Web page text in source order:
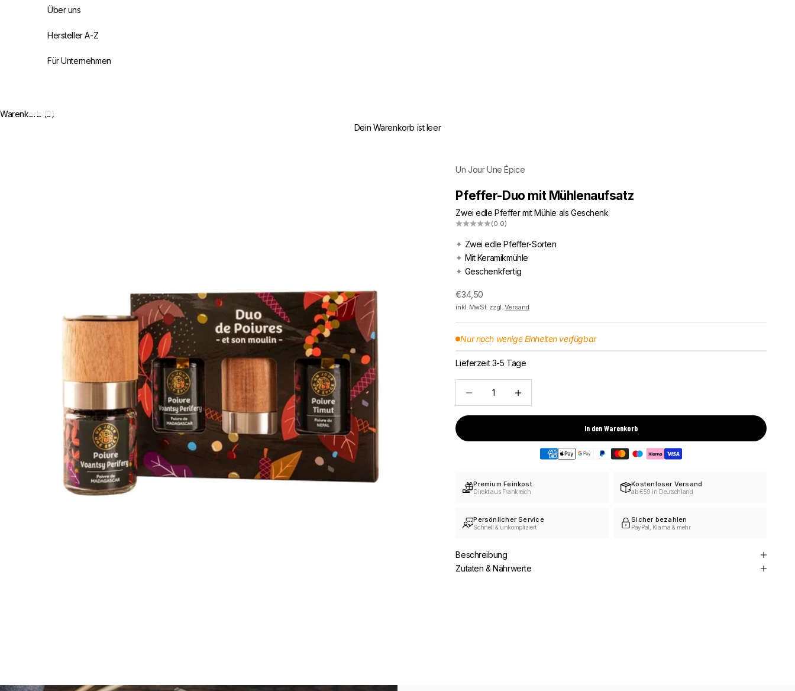
Über uns
Hersteller A-Z
Für Unternehmen
Warenkorb (0)
Dein Warenkorb ist leer
Un Jour Une Épice
Pfeffer-Duo mit Mühlenaufsatz
Zwei edle Pfeffer mit Mühle als Geschenk
(0.0)
✦ Zwei edle Pfeffer-Sorten
✦ Mit Keramikmühle
✦ Geschenkfertig
Angebot
€34,50
inkl. MwSt. zzgl. Versand
Nur noch wenige Einheiten verfügbar
Lieferzeit 3-5 Tage
In den Warenkorb
Premium Feinkost
Direkt aus Frankreich
Kostenloser Versand
ab €59 in Deutschland
Persönlicher Service
Schnell & unkompliziert
Sicher bezahlen
PayPal, Klarna & mehr
Beschreibung
Zutaten & Nährwerte